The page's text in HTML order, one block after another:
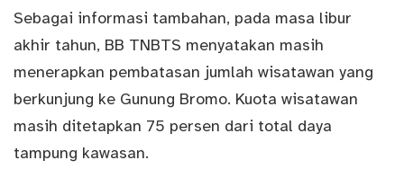
Sebagai informasi tambahan, pada masa libur
akhir tahun, BB TNBTS menyatakan masih
menerapkan pembatasan jumlah wisatawan yang
berkunjung ke Gunung Bromo. Kuota wisatawan
masih ditetapkan 75 persen dari total daya
tampung kawasan.